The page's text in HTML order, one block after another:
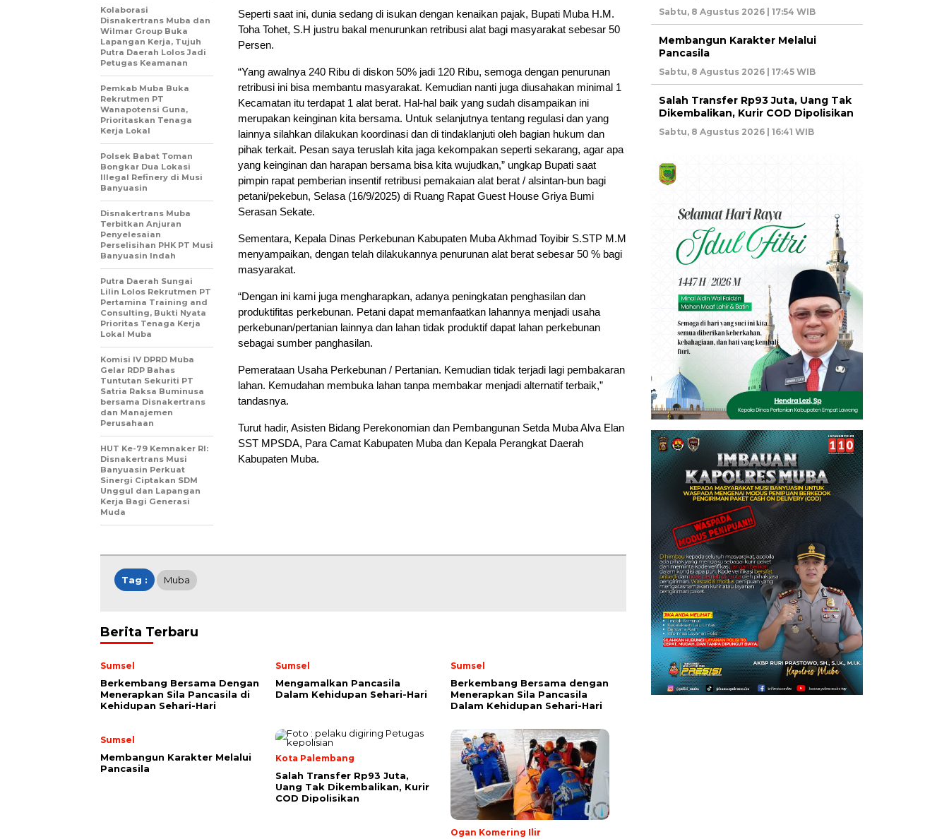
Seperti saat ini, dunia sedang di isukan dengan kenaikan pajak, Bupati Muba H.M.
Toha Tohet, S.H justru bakal menurunkan retribusi alat bagi masyarakat sebesar 50
Persen.
“Yang awalnya 240 Ribu di diskon 50% jadi 120 Ribu, semoga dengan penurunan
retribusi ini bisa membantu masyarakat. Kemudian nanti juga diusahakan minimal 1
Kecamatan itu terdapat 1 alat berat. Hal-hal baik yang sudah disampaikan ini
merupakan keinginan kita bersama. Untuk selanjutnya tentang regulasi dan yang
lainnya silahkan dilakukan koordinasi dan di tindaklanjuti oleh bagian hukum dan
pihak terkait. Pesan saya teruslah kita jaga kekompakan seperti sekarang, agar apa
yang keinginan dan harapan bersama bisa kita wujudkan,” ungkap Bupati saat
pimpin rapat pemberian insentif retribusi pemakaian alat berat / alsintan-bun bagi
petani/pekebun, Selasa (16/9/2025) di Ruang Rapat Guest House Griya Bumi
Serasan Sekate.
Sementara, Kepala Dinas Perkebunan Kabupaten Muba Akhmad Toyibir S.STP M.M
menyampaikan, dengan telah dilakukannya penurunan alat berat sebesar 50 % bagi
masyarakat.
“Dengan ini kami juga mengharapkan, adanya peningkatan penghasilan dan
produktifitas perkebunan. Petani dapat memanfaatkan lahannya menjadi usaha
perkebunan/pertanian lainnya dan lahan tidak produktif dapat lahan perkebunan
sebagai sumber panghasilan.
Pemerataan Usaha Perkebunan / Pertanian. Kemudian tidak terjadi lagi pembakaran
lahan. Kemudahan membuka lahan tanpa membakar menjadi alternatif terbaik,”
tandasnya.
Turut hadir, Asisten Bidang Perekonomian dan Pembangunan Setda Muba Alva Elan
SST MPSDA, Para Camat Kabupaten Muba dan Kepala Perangkat Daerah
Kabupaten Muba.
Kolaborasi
Disnakertrans Muba dan
Wilmar Group Buka
Lapangan Kerja, Tujuh
Putra Daerah Lolos Jadi
Petugas Keamanan
Pemkab Muba Buka
Rekrutmen PT
Wanapotensi Guna,
Prioritaskan Tenaga
Kerja Lokal
Polsek Babat Toman
Bongkar Dua Lokasi
Illegal Refinery di Musi
Banyuasin
Disnakertrans Muba
Terbitkan Anjuran
Penyelesaian
Perselisihan PHK PT Musi
Banyuasin Indah
Putra Daerah Sungai
Lilin Lolos Rekrutmen PT
Pertamina Training and
Consulting, Bukti Nyata
Prioritas Tenaga Kerja
Lokal Muba
Komisi IV DPRD Muba
Gelar RDP Bahas
Tuntutan Sekuriti PT
Satria Raksa Buminusa
bersama Disnakertrans
dan Manajemen
Perusahaan
HUT Ke-79 Kemnaker RI:
Disnakertrans Musi
Banyuasin Perkuat
Sinergi Ciptakan SDM
Unggul dan Lapangan
Kerja Bagi Generasi
Muda
Tag : Muba
Berita Terbaru
Sumsel
Berkembang Bersama Dengan
Menerapkan Sila Pancasila di
Kehidupan Sehari-Hari
Sumsel
Mengamalkan Pancasila
Dalam Kehidupan Sehari-Hari
Sumsel
Berkembang Bersama dengan
Menerapkan Sila Pancasila
Dalam Kehidupan Sehari-Hari
Sumsel
Membangun Karakter Melalui
Pancasila
Kota Palembang
Salah Transfer Rp93 Juta,
Uang Tak Dikembalikan, Kurir
COD Dipolisikan
Ogan Komering Ilir
Sabtu, 8 Agustus 2026 | 17:54 WIB
Membangun Karakter Melalui
Pancasila
Sabtu, 8 Agustus 2026 | 17:45 WIB
Salah Transfer Rp93 Juta, Uang Tak
Dikembalikan, Kurir COD Dipolisikan
Sabtu, 8 Agustus 2026 | 16:41 WIB